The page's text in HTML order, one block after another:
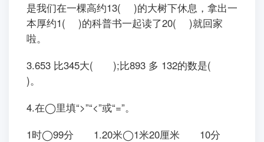
是我们在一棵高约13( )的大树下休息，拿出一
本厚约1( )的科普书一起读了20( )就回家
啦。
3.653 比345大( );比893 多 132的数是(
)。
4.在◯里填“>”“<”或“=”。
1时◯99分 1.20米◯1米20厘米 10分